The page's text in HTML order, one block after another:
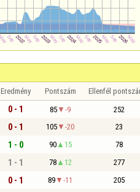
Eredmény Pontszám Ellenfél
0 - 1 85 -9 252
0 - 1 105 -20 23
1 - 0 90 15 78
1 - 1 78 12 277
0 - 1 89 -11 205